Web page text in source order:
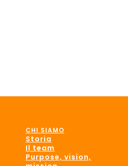
CHI SIAMO
Storia
Il team
Purpose, vision,